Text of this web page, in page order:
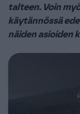
talteen. Voin
käytännössä
näiden asioiden